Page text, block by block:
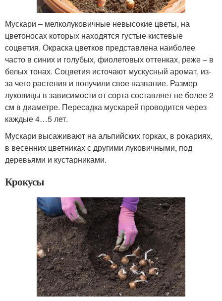
Мускари – мелколуковичные невысокие цветы, на
цветоносах которых находятся густые кистевые
соцветия. Окраска цветков представлена наиболее
часто в синих и голубых, фиолетовых оттенках, реже – в
белых тонах. Соцветия источают мускусный аромат, из-
за чего растения и получили свое название. Размер
луковицы в зависимости от сорта составляет не более 2
см в диаметре. Пересадка мускарей проводится через
каждые 4…5 лет.
Мускари высаживают на альпийских горках, в рокариях,
в весенних цветниках с другими луковичными, под
деревьями и кустарниками.
Крокусы